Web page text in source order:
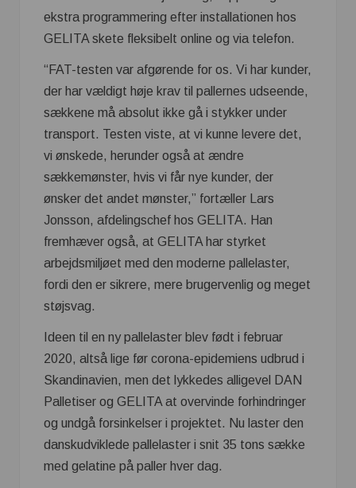
ekstra programmering efter installationen hos
GELITA skete fleksibelt online og via telefon.
“FAT-testen var afgørende for os. Vi har kunder,
der har vældigt høje krav til pallernes udseende,
sækkene må absolut ikke gå i stykker under
transport. Testen viste, at vi kunne levere det,
vi ønskede, herunder også at ændre
sækkemønster, hvis vi får nye kunder, der
ønsker det andet mønster,” fortæller Lars
Jonsson, afdelingschef hos GELITA. Han
fremhæver også, at GELITA har styrket
arbejdsmiljøet med den moderne pallelaster,
fordi den er sikrere, mere brugervenlig og meget
støjsvag.
Ideen til en ny pallelaster blev født i februar
2020, altså lige før corona-epidemiens udbrud i
Skandinavien, men det lykkedes alligevel DAN
Palletiser og GELITA at overvinde forhindringer
og undgå forsinkelser i projektet. Nu laster den
danskudviklede pallelaster i snit 35 tons sække
med gelatine på paller hver dag.